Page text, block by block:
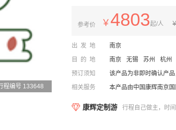
程编号 133648
参考价 ￥ 4803起/人 ¥
出发地
南京
目的地
南京 无锡 苏州
杭州
预订须知
该产品为非即时确认产
相关服务
本产品由中国康辉南京
康辉定制游 行程自己做主，时